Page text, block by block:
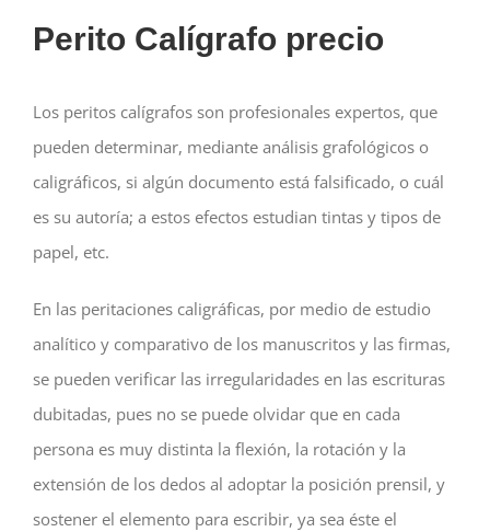
Perito Calígrafo precio
Los peritos calígrafos son profesionales expertos, que
pueden determinar, mediante análisis grafológicos o
caligráficos, si algún documento está falsificado, o cuál
es su autoría; a estos efectos estudian tintas y tipos de
papel, etc.
En las peritaciones caligráficas, por medio de estudio
analítico y comparativo de los manuscritos y las firmas,
se pueden verificar las irregularidades en las escrituras
dubitadas, pues no se puede olvidar que en cada
persona es muy distinta la flexión, la rotación y la
extensión de los dedos al adoptar la posición prensil, y
sostener el elemento para escribir, ya sea éste el